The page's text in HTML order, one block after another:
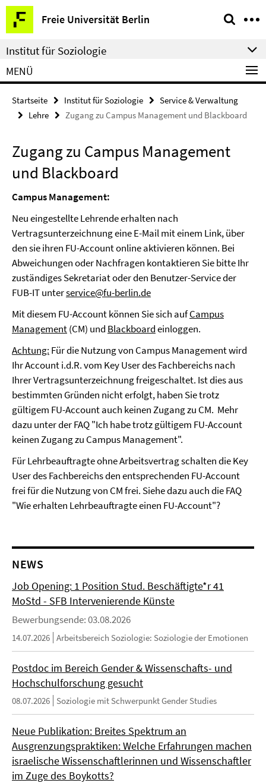
Springe
direkt
zu
Inhalt
Freie Universität Berlin
Service-
Navigation
Institut für Soziologie
MENÜ
Startseite Institut für Soziologie
Service & Verwaltung
Lehre
Zugang zu Campus Management und Blackboard
Zugang zu Campus Management
und Blackboard
Campus Management:
Neu eingestellte Lehrende erhalten nach
Vertragsunterzeichnung eine E-Mail mit einem Link, über
den sie ihren FU-Account online aktivieren können. Bei
Abweichungen oder Nachfragen kontaktieren Sie bitte Ihr
zuständiges Sekretariat oder den Benutzer-Service der
FUB-IT unterservice@fu-berlin.de
Mit diesem FU-Account können Sie sich aufCampus
Management(CM) und Blackboardeinloggen.
Achtung: Für die Nutzung von Campus Management wird
Ihr Account i.d.R. vom Key User des Fachbereichs nach
Ihrer Vertragsunterzeichnung freigeschaltet. Ist dies aus
bestimmten Gründen nicht erfolgt, haben Sie trotz
gültigem FU-Account auch keinen Zugang zu CM. Mehr
dazu unter der FAQ "Ich habe trotz gültigem FU-Account
keinen Zugang zu Campus Management".
Für Lehrbeauftragte ohne Arbeitsvertrag schalten die Key
User des Fachbereichs den entsprechenden FU-Account
frei für die Nutzung von CM frei. Siehe dazu auch die FAQ
"Wie erhalten Lehrbeauftragte einen FU-Account"?
NEWS
Job Opening: 1 Position Stud. Beschäftigte*r 41
MoStd - SFB Intervenierende Künste
Bewerbungsende: 03.08.2026
14.07.2026 Arbeitsbereich Soziologie: Soziologie der Emotionen
Postdoc im Bereich Gender & Wissenschafts- und
Hochschulforschung gesucht
08.07.2026 Soziologie mit Schwerpunkt Gender Studies
Neue Publikation: Breites Spektrum an
Ausgrenzungspraktiken: Welche Erfahrungen machen
israelische Wissenschaftlerinnen und Wissenschaftler
im Zuge des Boykotts?